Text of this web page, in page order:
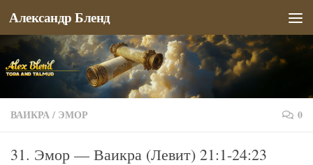
Перейти к содержимому
Александр Бленд
ВАИКРА/ ЭМОР 0
31. Эмор — Ваикра (Левит) 21:1-24:23